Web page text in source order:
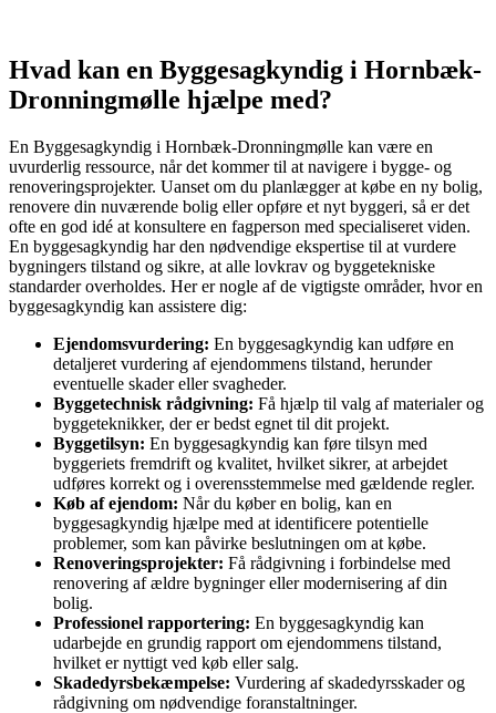
Hvad kan en Byggesagkyndig i Hornbæk-
Dronningmølle hjælpe med?
En Byggesagkyndig i Hornbæk-Dronningmølle kan være en
uvurderlig ressource, når det kommer til at navigere i bygge- og
renoveringsprojekter. Uanset om du planlægger at købe en ny bolig,
renovere din nuværende bolig eller opføre et nyt byggeri, så er det
ofte en god idé at konsultere en fagperson med specialiseret viden.
En byggesagkyndig har den nødvendige ekspertise til at vurdere
bygningers tilstand og sikre, at alle lovkrav og byggetekniske
standarder overholdes. Her er nogle af de vigtigste områder, hvor en
byggesagkyndig kan assistere dig:
Ejendomsvurdering: En byggesagkyndig kan udføre en
detaljeret vurdering af ejendommens tilstand, herunder
eventuelle skader eller svagheder.
Byggetechnisk rådgivning: Få hjælp til valg af materialer og
byggeteknikker, der er bedst egnet til dit projekt.
Byggetilsyn: En byggesagkyndig kan føre tilsyn med
byggeriets fremdrift og kvalitet, hvilket sikrer, at arbejdet
udføres korrekt og i overensstemmelse med gældende regler.
Køb af ejendom: Når du køber en bolig, kan en
byggesagkyndig hjælpe med at identificere potentielle
problemer, som kan påvirke beslutningen om at købe.
Renoveringsprojekter: Få rådgivning i forbindelse med
renovering af ældre bygninger eller modernisering af din
bolig.
Professionel rapportering: En byggesagkyndig kan
udarbejde en grundig rapport om ejendommens tilstand,
hvilket er nyttigt ved køb eller salg.
Skadedyrsbekæmpelse: Vurdering af skadedyrsskader og
rådgivning om nødvendige foranstaltninger.